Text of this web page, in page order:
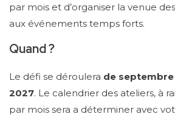
par mois et d’organiser la venue
aux événements temps forts.
Quand ?
Le défi se déroulera de
2027. Le calendrier des ateliers, à
par mois sera a déterminer avec